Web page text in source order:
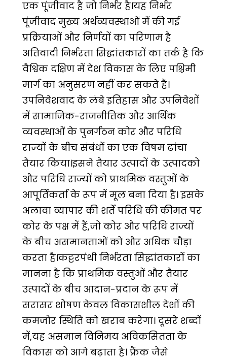
एक पूंजीवाद है जो निर्भर है।यह निर्भर
पूंजीवाद मुख्य अर्थव्यवस्थाओं में की गई
प्रक्रियाओं और निर्णयों का परिणाम है
अतिवादी निर्भरता सिद्धांतकारों का तर्क है कि
वैश्विक दक्षिण में देश विकास के लिए पश्चिमी
मार्ग का अनुसरण नहीं कर सकते हैं।
उपनिवेशवाद के लंबे इतिहास और उपनिवेशों
में सामाजिक-राजनीतिक और आर्थिक
व्यवस्थाओं के पुनर्गठन कोर और परिधि
राज्यों के बीच संबंधों का एक विषम ढांचा
तैयार किया।इसने तैयार उत्पादों के उत्पादको
और परिधि राज्यों को प्राथमिक वस्तुओं के
आपूर्तिकर्ता के रूप में मूल बना दिया है। इसके
अलावा व्यापार की शर्तें परिधि की कीमत पर
कोर के पक्ष में हैं,जो कोर और परिधि राज्यों
के बीच असमानताओं को और अधिक चौड़ा
करता है।कट्टरपंथी निर्भरता सिद्धांतकारों का
मानना है कि प्राथमिक वस्तुओं और तैयार
उत्पादों के बीच आदान-प्रदान के रूप में
सरासर शोषण केवल विकासशील देशों की
कमजोर स्थिति को खराब करेगा। दूसरे शब्दों
में,यह असमान विनिमय अविकसितता के
विकास को आगे बढ़ाता है। फ्रैंक जैसे